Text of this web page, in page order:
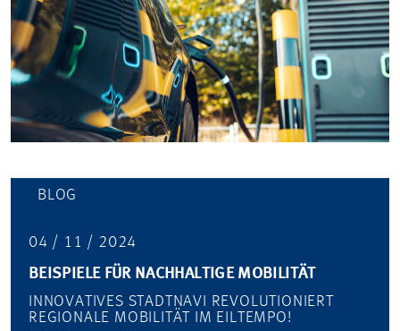
BLOG
04 / 11 / 2024
BEISPIELE FÜR NACHHALTIGE MOBILITÄT
INNOVATIVES STADTNAVI REVOLUTIONIERT
REGIONALE MOBILITÄT IM EILTEMPO!